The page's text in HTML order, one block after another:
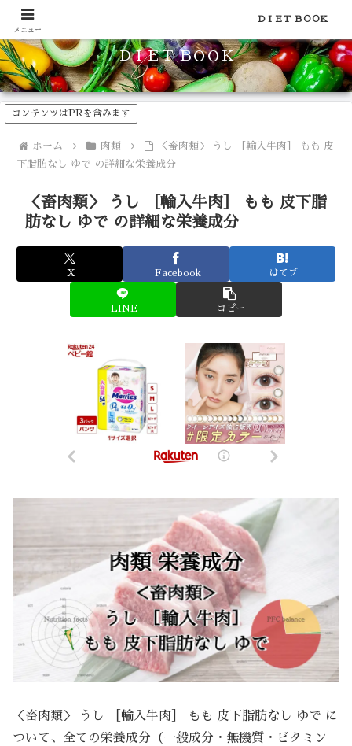
食品のカロリーや糖質などの栄養素がわかる！健康やダイエットに
ＤＩＥＴ ＢＯＯＫ
コンテンツはPRを含みます
ホーム 肉類
＜畜肉類＞ うし ［輸入牛肉］ もも 皮
下脂肪なし ゆで の詳細な栄養成分
＜畜肉類＞ うし ［輸入牛肉］ もも 皮下脂
肪なし ゆで の詳細な栄養成分
X Facebook はてブ
LINE コピー
＜畜肉類＞ うし ［輸入牛肉］ もも 皮下脂肪なし ゆで に
ついて、全ての栄養成分（一般成分・無機質・ビタミン
メニュー
ＤＩＥＴ ＢＯＯＫ